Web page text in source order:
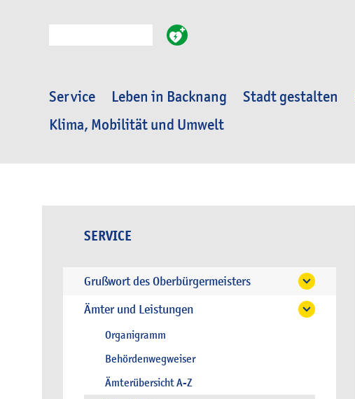
Service Leben in Backnang Stadt gestalten
Klima, Mobilität und Umwelt
SERVICE
Grußwort des Oberbürgermeisters
Ämter und Leistungen
Organigramm
Behördenwegweiser
Ämterübersicht A-Z